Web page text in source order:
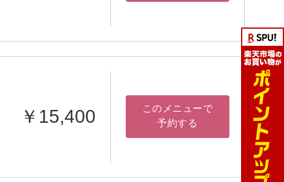
￥15,400
このメニューで
予約する